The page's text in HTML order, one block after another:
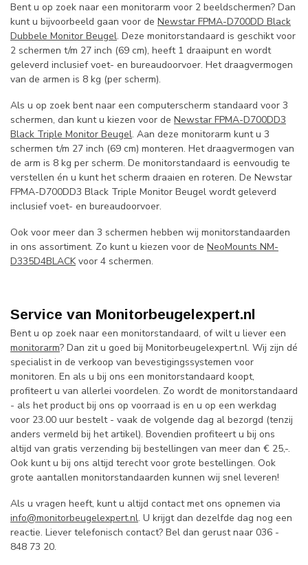
Bent u op zoek naar een monitorarm voor 2 beeldschermen? Dan
kunt u bijvoorbeeld gaan voor de Newstar FPMA-D700DD Black
Dubbele Monitor Beugel. Deze monitorstandaard is geschikt voor
2 schermen t/m 27 inch (69 cm), heeft 1 draaipunt en wordt
geleverd inclusief voet- en bureaudoorvoer. Het draagvermogen
van de armen is 8 kg (per scherm).
Als u op zoek bent naar een computerscherm standaard voor 3
schermen, dan kunt u kiezen voor de Newstar FPMA-D700DD3
Black Triple Monitor Beugel. Aan deze monitorarm kunt u 3
schermen t/m 27 inch (69 cm) monteren. Het draagvermogen van
de arm is 8 kg per scherm. De monitorstandaard is eenvoudig te
verstellen én u kunt het scherm draaien en roteren. De Newstar
FPMA-D700DD3 Black Triple Monitor Beugel wordt geleverd
inclusief voet- en bureaudoorvoer.
Ook voor meer dan 3 schermen hebben wij monitorstandaarden
in ons assortiment. Zo kunt u kiezen voor de NeoMounts NM-
D335D4BLACKvoor 4 schermen.
Service van Monitorbeugelexpert.nl
Bent u op zoek naar een monitorstandaard, of wilt u liever een
monitorarm? Dan zit u goed bij Monitorbeugelexpert.nl. Wij zijn dé
specialist in de verkoop van bevestigingssystemen voor
monitoren. En als u bij ons een monitorstandaard koopt,
profiteert u van allerlei voordelen. Zo wordt de monitorstandaard
- als het product bij ons op voorraad is en u op een werkdag
voor 23.00 uur bestelt - vaak de volgende dag al bezorgd (tenzij
anders vermeld bij het artikel). Bovendien profiteert u bij ons
altijd van gratis verzending bij bestellingen van meer dan € 25,-.
Ook kunt u bij ons altijd terecht voor grote bestellingen. Ook
grote aantallen monitorstandaarden kunnen wij snel leveren!
Als u vragen heeft, kunt u altijd contact met ons opnemen via
info@monitorbeugelexpert.nl. U krijgt dan dezelfde dag nog een
reactie. Liever telefonisch contact? Bel dan gerust naar 036 -
848 73 20.